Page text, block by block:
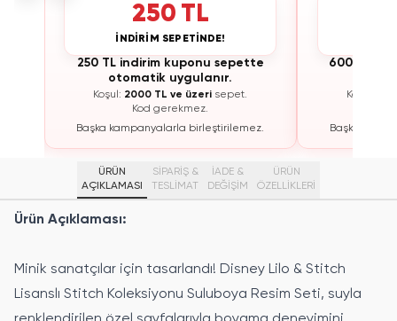
250 TL
İNDİRİM SEPETİNDE!
250 TL indirim kuponu sepette
otomatik uygulanır.
Koşul: 2000 TL ve üzeri sepet.
Kod gerekmez.
Başka kampanyalarla birleştirilemez.
600 TL
Koşul:
Başka
ÜRÜN
AÇIKLAMASI
SİPARİŞ &
TESLİMAT
İADE &
DEĞİŞİM
ÜRÜN
ÖZELLIKLERI
Ürün Açıklaması:
Minik sanatçılar için tasarlandı! Disney Lilo & Stitch
Lisanslı Stitch Koleksiyonu Suluboya Resim Seti, suyla